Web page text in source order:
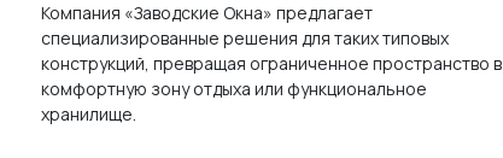
Компания «Заводские Окна» предлагает
специализированные решения для таких типовых
конструкций, превращая ограниченное пространство в
комфортную зону отдыха или функциональное
хранилище.